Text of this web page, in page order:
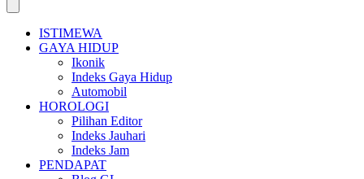
ISTIMEWA
GAYA HIDUP
Ikonik
Indeks Gaya Hidup
Automobil
HOROLOGI
Pilihan Editor
Indeks Jauhari
Indeks Jam
PENDAPAT